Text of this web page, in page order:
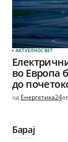
АКТУЕЛНОСВЕТ
во Европа
до
од Енергетика24
Барај